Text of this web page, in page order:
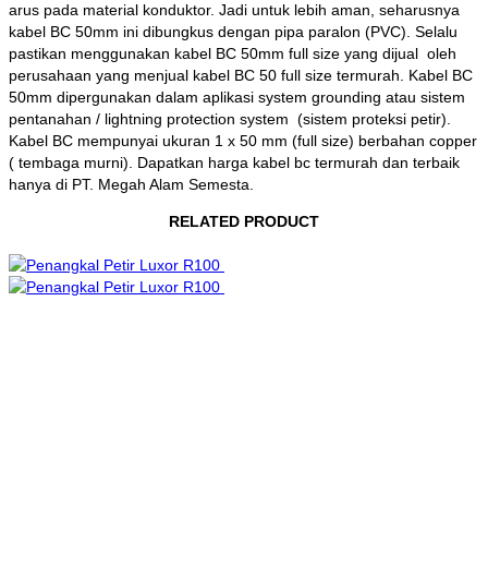
arus pada material konduktor. Jadi untuk lebih aman, seharusnya
kabel BC 50mm ini dibungkus dengan pipa paralon (PVC). Selalu
pastikan menggunakan kabel BC 50mm full size yang dijual oleh
perusahaan yang menjual kabel BC 50 full size termurah. Kabel BC
50mm dipergunakan dalam aplikasi system grounding atau sistem
pentanahan / lightning protection system (sistem proteksi petir).
Kabel BC mempunyai ukuran 1 x 50 mm (full size) berbahan copper
( tembaga murni). Dapatkan harga kabel bc termurah dan terbaik
hanya di PT. Megah Alam Semesta.
RELATED PRODUCT